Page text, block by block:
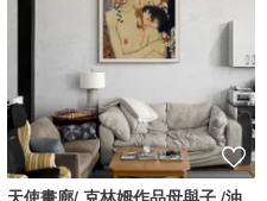
天使畫廊/ 克林姆作品母與子 /油